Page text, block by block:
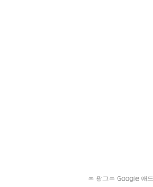
본 광고는 Google 애